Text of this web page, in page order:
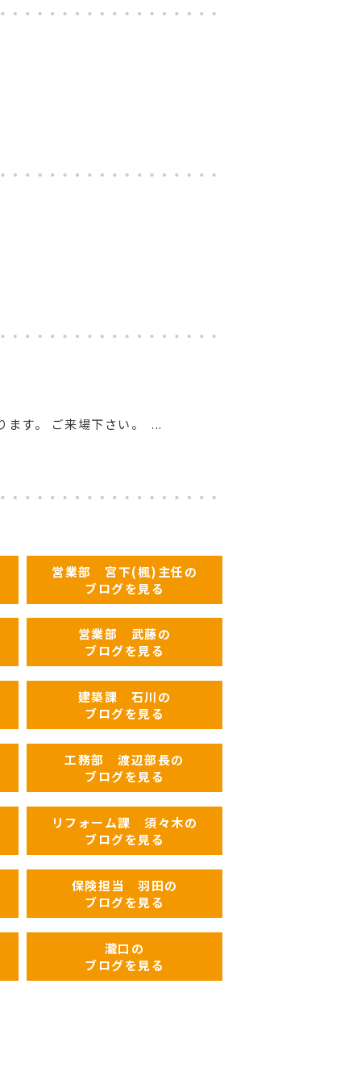
す。 ご来場下さい。 ...
営業部 宮下(楓)主任の
ブログを見る
営業部 武藤の
ブログを見る
建築課 石川の
ブログを見る
工務部 渡辺部長の
ブログを見る
リフォーム課 須々木の
ブログを見る
保険担当 羽田の
ブログを見る
瀧口の
ブログを見る